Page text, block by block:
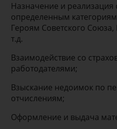
Назначение и
определенным
Героям Советского
т.д.
Взаимодействие со
работодателями;
Взыскание недоимок по
отчислениям;
Оформление и выдача